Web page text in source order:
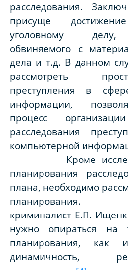
расследования.
присуще
уголовному делу,
обвиняемого с
дела и т.д. В данном
рассмотреть
преступления в
информации,
процесс
расследования
компьютерной
Кроме
планирования
плана, необходимо
планирования.
криминалист Е.П.
нужно опираться на
планирования, как
динамичность,